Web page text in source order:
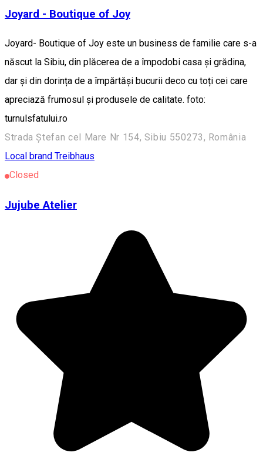
Joyard - Boutique of Joy
Joyard- Boutique of Joy este un business de familie care s-a
născut la Sibiu, din plăcerea de a împodobi casa și grădina,
dar și din dorința de a împărtăși bucurii deco cu toți cei care
apreciază frumosul și produsele de calitate. foto:
turnulsfatului.ro
Strada Ștefan cel Mare Nr 154, Sibiu 550273, România
Local brand Treibhaus
Closed
Jujube Atelier